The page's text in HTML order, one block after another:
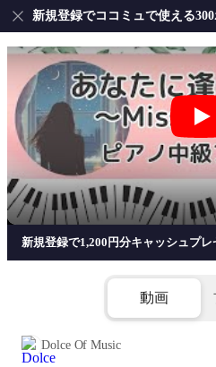
新規登録でココミュで使える
あ
新規登録で1,200円分キャッシュプレ
動画
Dolce Of Music